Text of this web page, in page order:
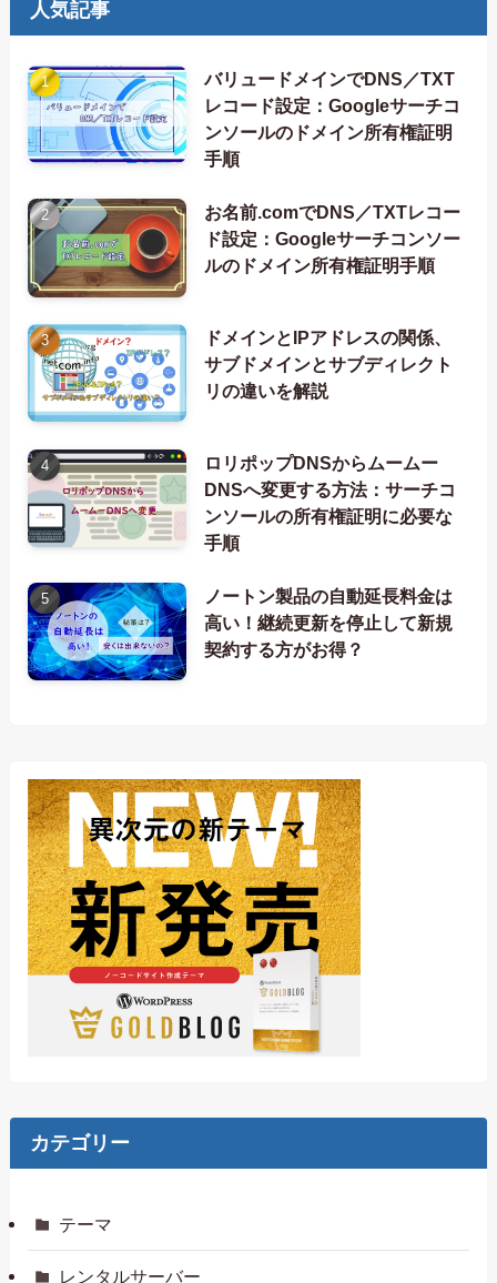
人気記事
バリュードメインでDNS／TXT
レコード設定：Googleサーチコ
ンソールのドメイン所有権証明
手順
お名前.comでDNS／TXTレコー
ド設定：Googleサーチコンソー
ルのドメイン所有権証明手順
ドメインとIPアドレスの関係、
サブドメインとサブディレクト
リの違いを解説
ロリポップDNSからムームー
DNSへ変更する方法：サーチコ
ンソールの所有権証明に必要な
手順
ノートン製品の自動延長料金は
高い！継続更新を停止して新規
契約する方がお得？
カテゴリー
テーマ
レンタルサーバー